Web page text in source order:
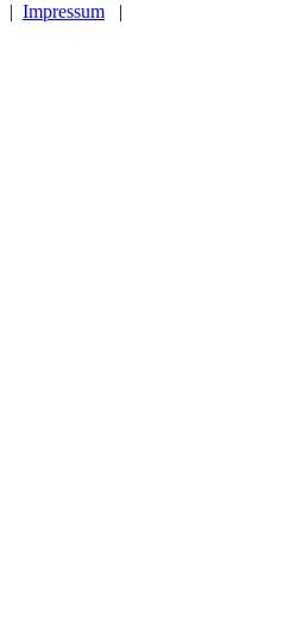
| Impressum |